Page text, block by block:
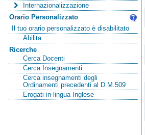
Internazionalizzazione
Orario Personalizzato
Il tuo orario personalizzato è disabilitato
Abilita
Ricerche
Cerca Docenti
Cerca Insegnamenti
Cerca insegnamenti degli
Ordinamenti precedenti al D.M.509
Erogati in lingua Inglese